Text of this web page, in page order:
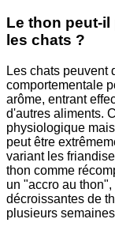
Le thon peut-
les chats ?
Les chats peuvent
comportementale
arôme, entrant
d'autres aliments.
physiologique
peut être
variant les
thon comme
un "accro au
décroissantes de
plusieurs